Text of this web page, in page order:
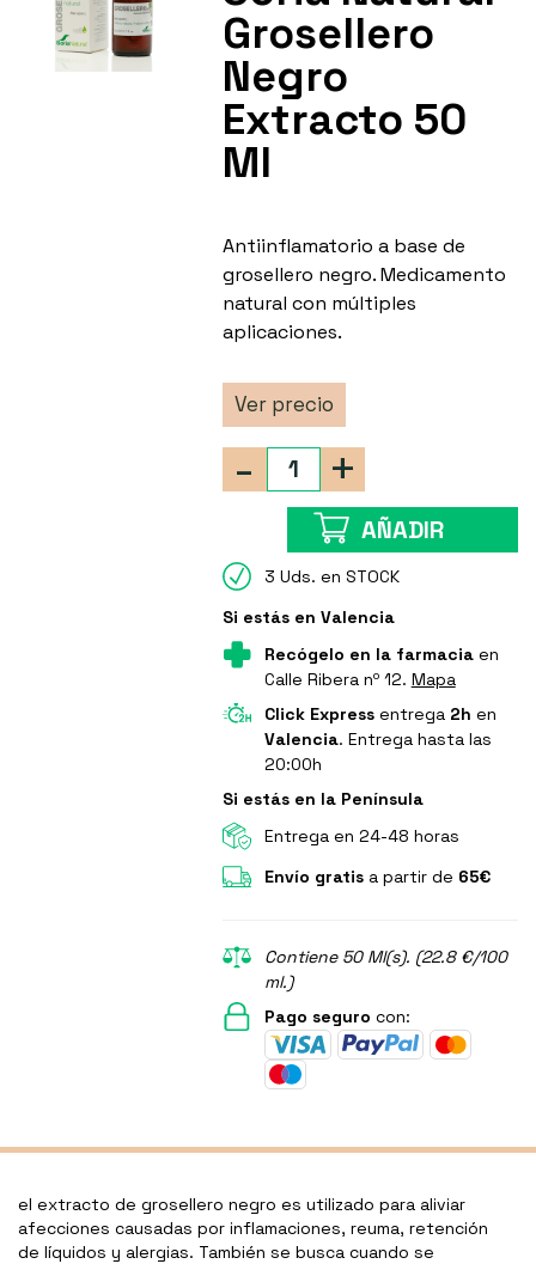
Grosellero
Negro
Extracto 50
Ml
Antiinflamatorio a base de
grosellero negro. Medicamento
natural con múltiples
aplicaciones.
Ver precio
+
-
AÑADIR
3 Uds. en STOCK
Si estás en Valencia
Recógelo en la farmaciaen
Calle Ribera nº 12. Mapa
Click Expressentrega 2h en
Valencia. Entrega hasta las
20:00h
Si estás en la Península
Entrega en 24-48 horas
Envío gratisa partir de 65€
Contiene 50 Ml(s). (22.8 €/100
ml.)
Pago seguro con:
el extracto de grosellero negro es utilizado para aliviar
afecciones causadas por inflamaciones, reuma, retención
de líquidos y alergias. También se busca cuando se